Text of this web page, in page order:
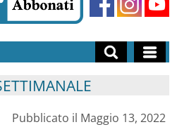
Pubblicato il Maggio 13, 2022